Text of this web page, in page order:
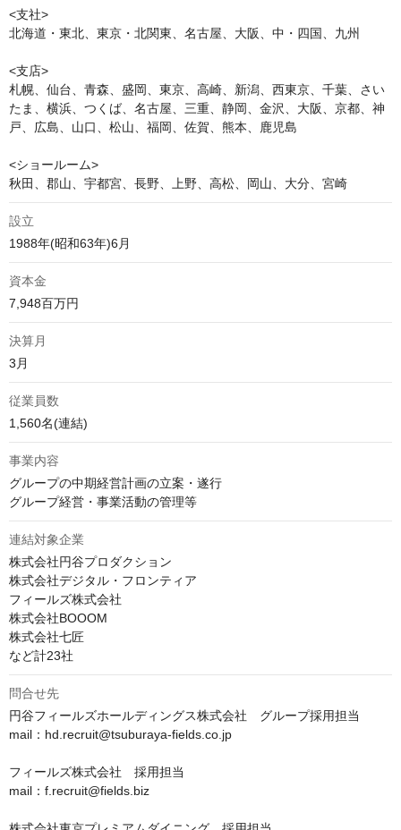
<支社>
北海道・東北、東京・北関東、名古屋、大阪、中・四国、九州
<支店>
札幌、仙台、青森、盛岡、東京、高崎、新潟、西東京、千葉、さい
たま、横浜、つくば、名古屋、三重、静岡、金沢、大阪、京都、神
戸、広島、山口、松山、福岡、佐賀、熊本、鹿児島
<ショールーム>
秋田、郡山、宇都宮、長野、上野、高松、岡山、大分、宮崎
設立
1988年(昭和63年)6月
資本金
7,948百万円
決算月
3月
従業員数
1,560名(連結)
事業内容
グループの中期経営計画の立案・遂行
グループ経営・事業活動の管理等
連結対象企業
株式会社円谷プロダクション
株式会社デジタル・フロンティア
フィールズ株式会社
株式会社BOOOM
株式会社七匠
など計23社
問合せ先
円谷フィールズホールディングス株式会社　グループ採用担当
mail：hd.recruit@tsuburaya-fields.co.jp
フィールズ株式会社　採用担当
mail：f.recruit@fields.biz